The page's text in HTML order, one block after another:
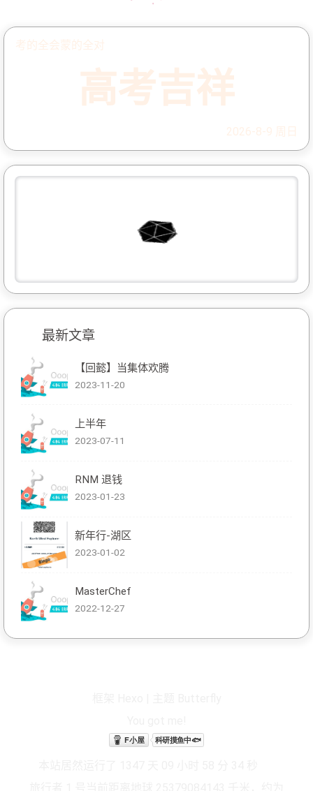
考的全会蒙的全对
高考吉祥
2026-8-9 周日
最新文章
【回懿】当集体欢腾
2023-11-20
上半年
2023-07-11
RNM 退钱
2023-01-23
新年行-湖区
2023-01-02
MasterChef
2022-12-27